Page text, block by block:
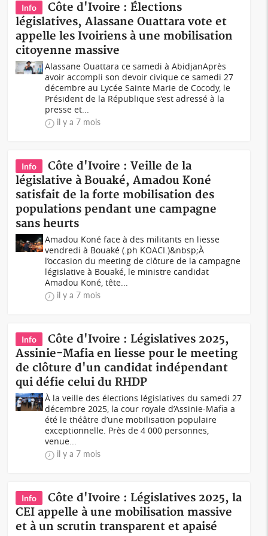
Info
Côte d'Ivoire : Élections
législatives, Alassane Ouattara vote et
appelle les Ivoiriens à une mobilisation
citoyenne massive
Alassane Ouattara ce samedi à AbidjanAprès
avoir accompli son devoir civique ce samedi 27
décembre au Lycée Sainte Marie de Cocody, le
Président de la République s’est adressé à la
presse et...
il y a 7 mois
Info
Côte d'Ivoire : Veille de la
législative à Bouaké, Amadou Koné
satisfait de la forte mobilisation des
populations pendant une campagne
sans heurts
Amadou Koné face à des militants en liesse
vendredi à Bouaké (.ph KOACI.)&nbsp;À
l’occasion du meeting de clôture de la campagne
législative à Bouaké, le ministre candidat
Amadou Koné, tête...
il y a 7 mois
Info
Côte d'Ivoire : Législatives 2025,
Assinie-Mafia en liesse pour le meeting
de clôture d'un candidat indépendant
qui défie celui du RHDP
À la veille des élections législatives du samedi 27
décembre 2025, la cour royale d’Assinie-Mafia a
été le théâtre d’une mobilisation populaire
exceptionnelle. Près de 4 000 personnes,
venue...
il y a 7 mois
Info
Côte d'Ivoire : Législatives 2025, la
CEI appelle à une mobilisation massive
et à un scrutin transparent et apaisé